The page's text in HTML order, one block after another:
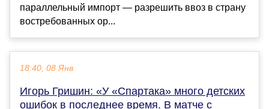
параллельный импорт — разрешить ввоз в страну
востребованных ор...
18:40, 08 Янв
Игорь Гришин: «У «Спартака» много детских
ошибок в последнее время. В матче с